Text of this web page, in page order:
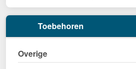
Toebehoren
Overige